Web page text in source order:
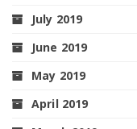
July 2019
June 2019
May 2019
April 2019